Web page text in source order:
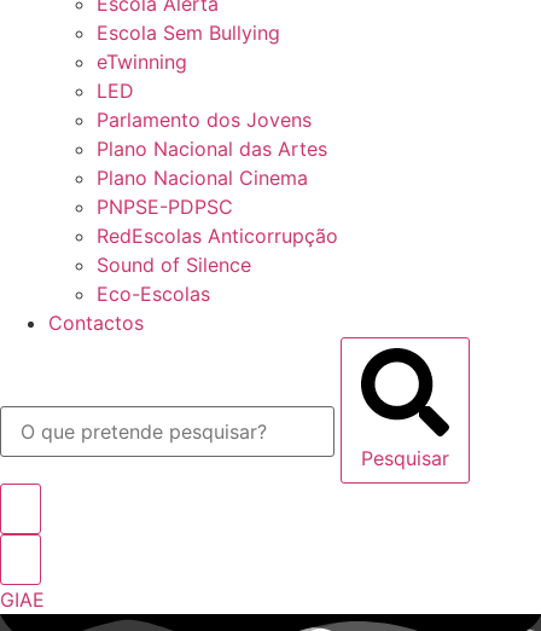
Escola Sem Bullying
eTwinning
LED
Parlamento dos Jovens
Plano Nacional das Artes
Plano Nacional Cinema
PNPSE-PDPSC
RedEscolas Anticorrupção
Sound of Silence
Eco-Escolas
Contactos
Pesquisar
GIAE